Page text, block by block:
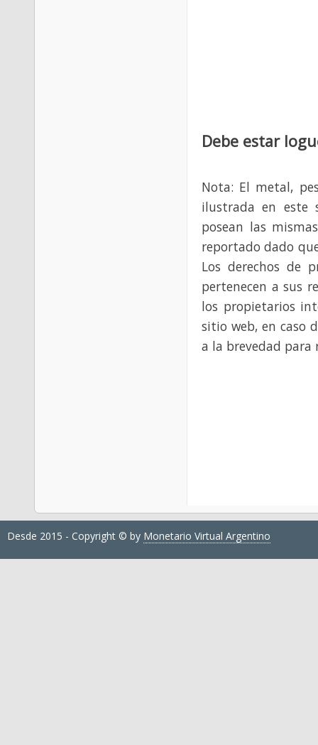
Debe estar
Nota: El metal,
ilustrada en este
posean las
reportado dado
Los derechos de
pertenecen a sus
los propietarios
sitio web, en caso
a la brevedad para
Desde 2015 - Copyright © by Monetario Virtual Argentino